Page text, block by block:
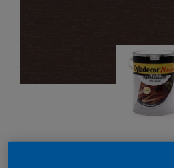
N Protect